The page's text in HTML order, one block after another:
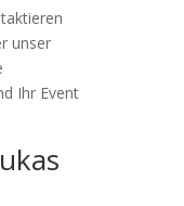
unser
Ihr Event